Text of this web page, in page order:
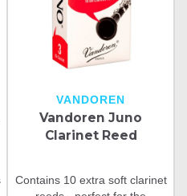
VANDOREN
Vandoren Juno
Clarinet Reed
Contains 10 extra soft clarinet